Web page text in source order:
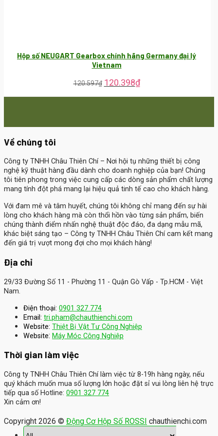
Hộp số NEUGART Gearbox chính hãng Germany đại lý
Vietnam
120.597₫ 120.398₫
Về chúng tôi
Công ty TNHH Châu Thiên Chí– Nơi hội tụ những thiết bị công
nghệ kỹ thuật hàng đầu dành cho doanh nghiệp của bạn! Chúng
tôi tiên phong trong việc cung cấp các dòng sản phẩm chất lượng
mang tính đột phá mang lại hiệu quả tinh tế cao cho khách hàng.
Với đam mê và tâm huyết, chúng tôi không chỉ mang đến sự hài
lòng cho khách hàng mà còn thổi hồn vào từng sản phẩm, biến
chúng thành điểm nhấn nghệ thuật độc đáo, đa dạng mẫu mã,
khác biệt sáng tạo – Công ty TNHH Châu Thiên Chí cam kết mang
đến giá trị vượt mong đợi cho mọi khách hàng!
Địa chỉ
29/33 Đường Số 11 - Phường 11 - Quận Gò Vấp - Tp.HCM - Việt
Nam.
Điện thoại: 0901 327 774
Email: tri.pham@chauthienchi.com
Website: Thiệt Bị Vật Tư Công Nghiệp
Website: Máy Móc Công Nghiệp
Thời gian làm việc
Công ty TNHH Châu Thiên Chí làm việc từ 8-19h hàng ngày, nếu
quý khách muốn mua số lượng lớn hoặc đặt sỉ vui lòng liên hệ trực
tiếp qua số Hotline: 0901 327 774
Xin cảm ơn!
Copyright 2026 © Động Cơ Hộp Số ROSSI chauthienchi.com